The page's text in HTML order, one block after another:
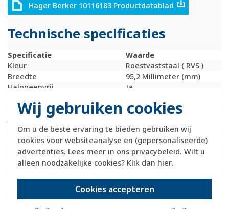
Wij gebruiken cookies
Om u de beste ervaring te bieden gebruiken wij
cookies voor websiteanalyse en (gepersonaliseerde)
advertenties. Lees meer in ons privacybeleid. Wilt u
alleen noodzakelijke cookies? Klik dan hier.
Cookies accepteren
Hager Berker 10116183 Productdatablad
Technische specificaties
Specificatie
Waarde
Kleur
Roestvaststaal ( RVS )
Breedte
95,2 Millimeter (mm)
Halogeenvrij
Ja
Diepte
9,8 Millimeter (mm)
Aantal eenheden
Met klapdeksel
Nee
Oppervlaktebescherming
Geborsteld
Inbouwhoogte
52 Millimeter (mm)
Inbouwbreedte
52 Millimeter (mm)
Metaal